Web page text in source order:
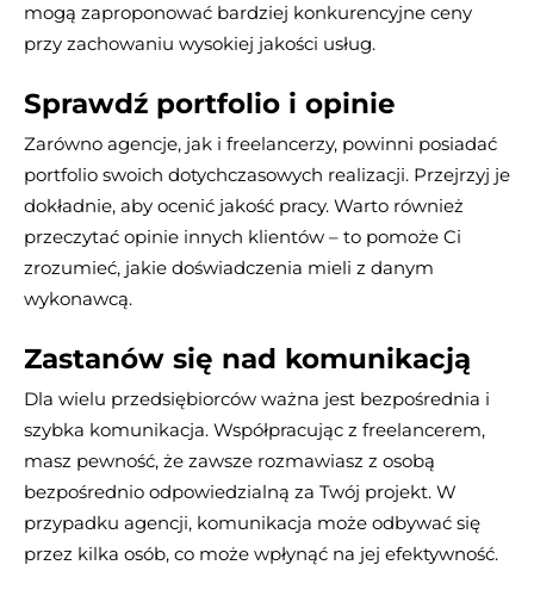
mogą zaproponować bardziej konkurencyjne ceny
przy zachowaniu wysokiej jakości usług.
Sprawdź portfolio i opinie
Zarówno agencje, jak i freelancerzy, powinni posiadać
portfolio swoich dotychczasowych realizacji. Przejrzyj je
dokładnie, aby ocenić jakość pracy. Warto również
przeczytać opinie innych klientów – to pomoże Ci
zrozumieć, jakie doświadczenia mieli z danym
wykonawcą.
Zastanów się nad komunikacją
Dla wielu przedsiębiorców ważna jest bezpośrednia i
szybka komunikacja. Współpracując z freelancerem,
masz pewność, że zawsze rozmawiasz z osobą
bezpośrednio odpowiedzialną za Twój projekt. W
przypadku agencji, komunikacja może odbywać się
przez kilka osób, co może wpłynąć na jej efektywność.